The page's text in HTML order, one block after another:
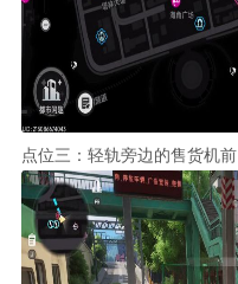
点位三：轻轨旁边的售货机前